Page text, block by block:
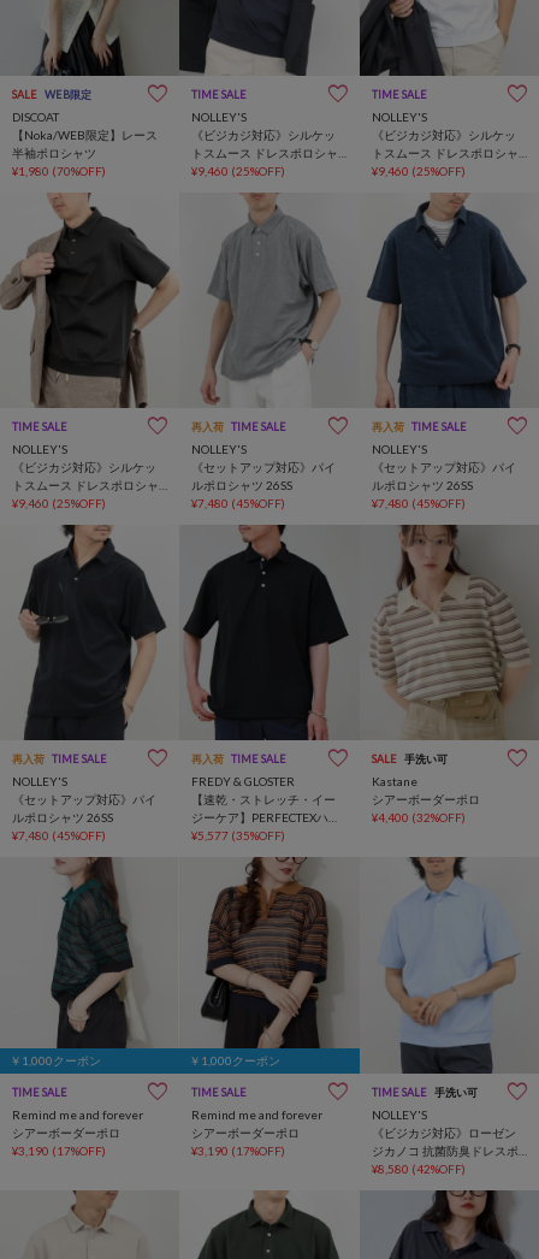
SALE WEB限定
DISCOAT
【Noka/WEB限定】レース
半袖ポロシャツ
¥1,980 (70%OFF)
TIME SALE
NOLLEY'S
《ビジカジ対応》シルケッ
トスムース ドレスポロシャ
ツ / ビズポロ
¥9,460 (25%OFF)
TIME SALE
NOLLEY'S
《ビジカジ対応》シルケッ
トスムース ドレスポロシャ
ツ / ビズポロ
¥9,460 (25%OFF)
TIME SALE
NOLLEY'S
《ビジカジ対応》シルケッ
トスムース ドレスポロシャ
ツ / ビズポロ
¥9,460 (25%OFF)
再入荷 TIME SALE
NOLLEY'S
《セットアップ対応》パイ
ルポロシャツ 26SS
¥7,480 (45%OFF)
再入荷 TIME SALE
NOLLEY'S
《セットアップ対応》パイ
ルポロシャツ 26SS
¥7,480 (45%OFF)
再入荷 TIME SALE
NOLLEY'S
《セットアップ対応》パイ
ルポロシャツ 26SS
¥7,480 (45%OFF)
再入荷 TIME SALE
FREDY & GLOSTER
【速乾・ストレッチ・イー
ジーケア】PERFECTEXハイ
ツイストカノコテープポロ
¥5,577 (35%OFF)
SALE 手洗い可
Kastane
シアーボーダーポロ
¥4,400 (32%OFF)
￥1,000クーポン
TIME SALE
Remind me and forever
シアーボーダーポロ
¥3,190 (17%OFF)
￥1,000クーポン
TIME SALE
Remind me and forever
シアーボーダーポロ
¥3,190 (17%OFF)
TIME SALE 手洗い可
NOLLEY'S
《ビジカジ対応》ローゼン
ジカノコ 抗菌防臭ドレスポ
ロシャツ / ビズポロ 26SS
¥8,580 (42%OFF)